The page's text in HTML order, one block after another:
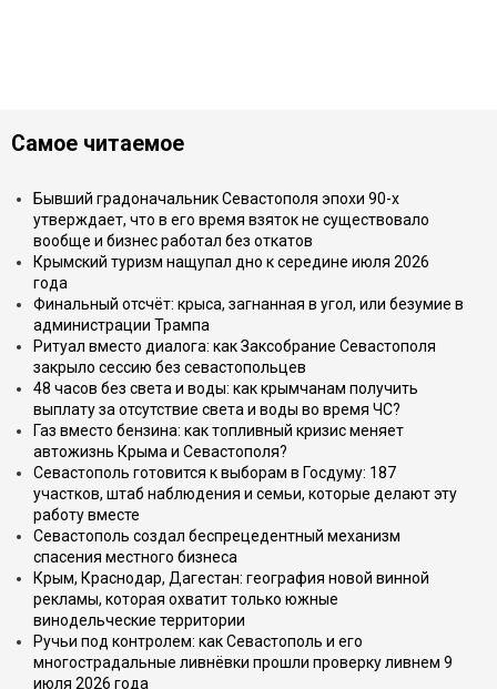
Самое читаемое
Бывший градоначальник Севастополя эпохи 90-х
утверждает, что в его время взяток не существовало
вообще и бизнес работал без откатов
Крымский туризм нащупал дно к середине июля 2026
года
Финальный отсчёт: крыса, загнанная в угол, или безумие в
администрации Трампа
Ритуал вместо диалога: как Заксобрание Севастополя
закрыло сессию без севастопольцев
48 часов без света и воды: как крымчанам получить
выплату за отсутствие света и воды во время ЧС?
Газ вместо бензина: как топливный кризис меняет
автожизнь Крыма и Севастополя?
Севастополь готовится к выборам в Госдуму: 187
участков, штаб наблюдения и семьи, которые делают эту
работу вместе
Севастополь создал беспрецедентный механизм
спасения местного бизнеса
Крым, Краснодар, Дагестан: география новой винной
рекламы, которая охватит только южные
винодельческие территории
Ручьи под контролем: как Севастополь и его
многострадальные ливнёвки прошли проверку ливнем 9
июля 2026 года